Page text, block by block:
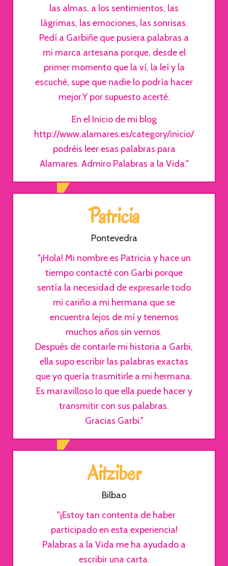
las almas, a los sentimientos, las
lágrimas, las emociones, las sonrisas.
Pedí a Garbiñe que pusiera palabras a
mi marca artesana porque, desde el
primer momento que la ví, la leí y la
escuché, supe que nadie lo podría hacer
mejor.Y por supuesto acerté.
En el Inicio de mi blog
http://www.alamares.es/category/inicio/
podréis leer esas palabras para
Alamares. Admiro Palabras a la Vida."
Patricia
Pontevedra
"¡Hola! Mi nombre es Patricia y hace un
tiempo contacté con Garbi porque
sentía la necesidad de expresarle todo
mi cariño a mi hermana que se
encuentra lejos de mí y tenemos
muchos años sin vernos.
Después de contarle mi historia a Garbi,
ella supo escribir las palabras exactas
que yo quería trasmitirle a mi hermana.
Es maravilloso lo que ella puede hacer y
transmitir con sus palabras.
Gracias Garbi."
Aitziber
Bilbao
"¡Estoy tan contenta de haber
participado en esta experiencia!
Palabras a la Vida me ha ayudado a
escribir una carta.